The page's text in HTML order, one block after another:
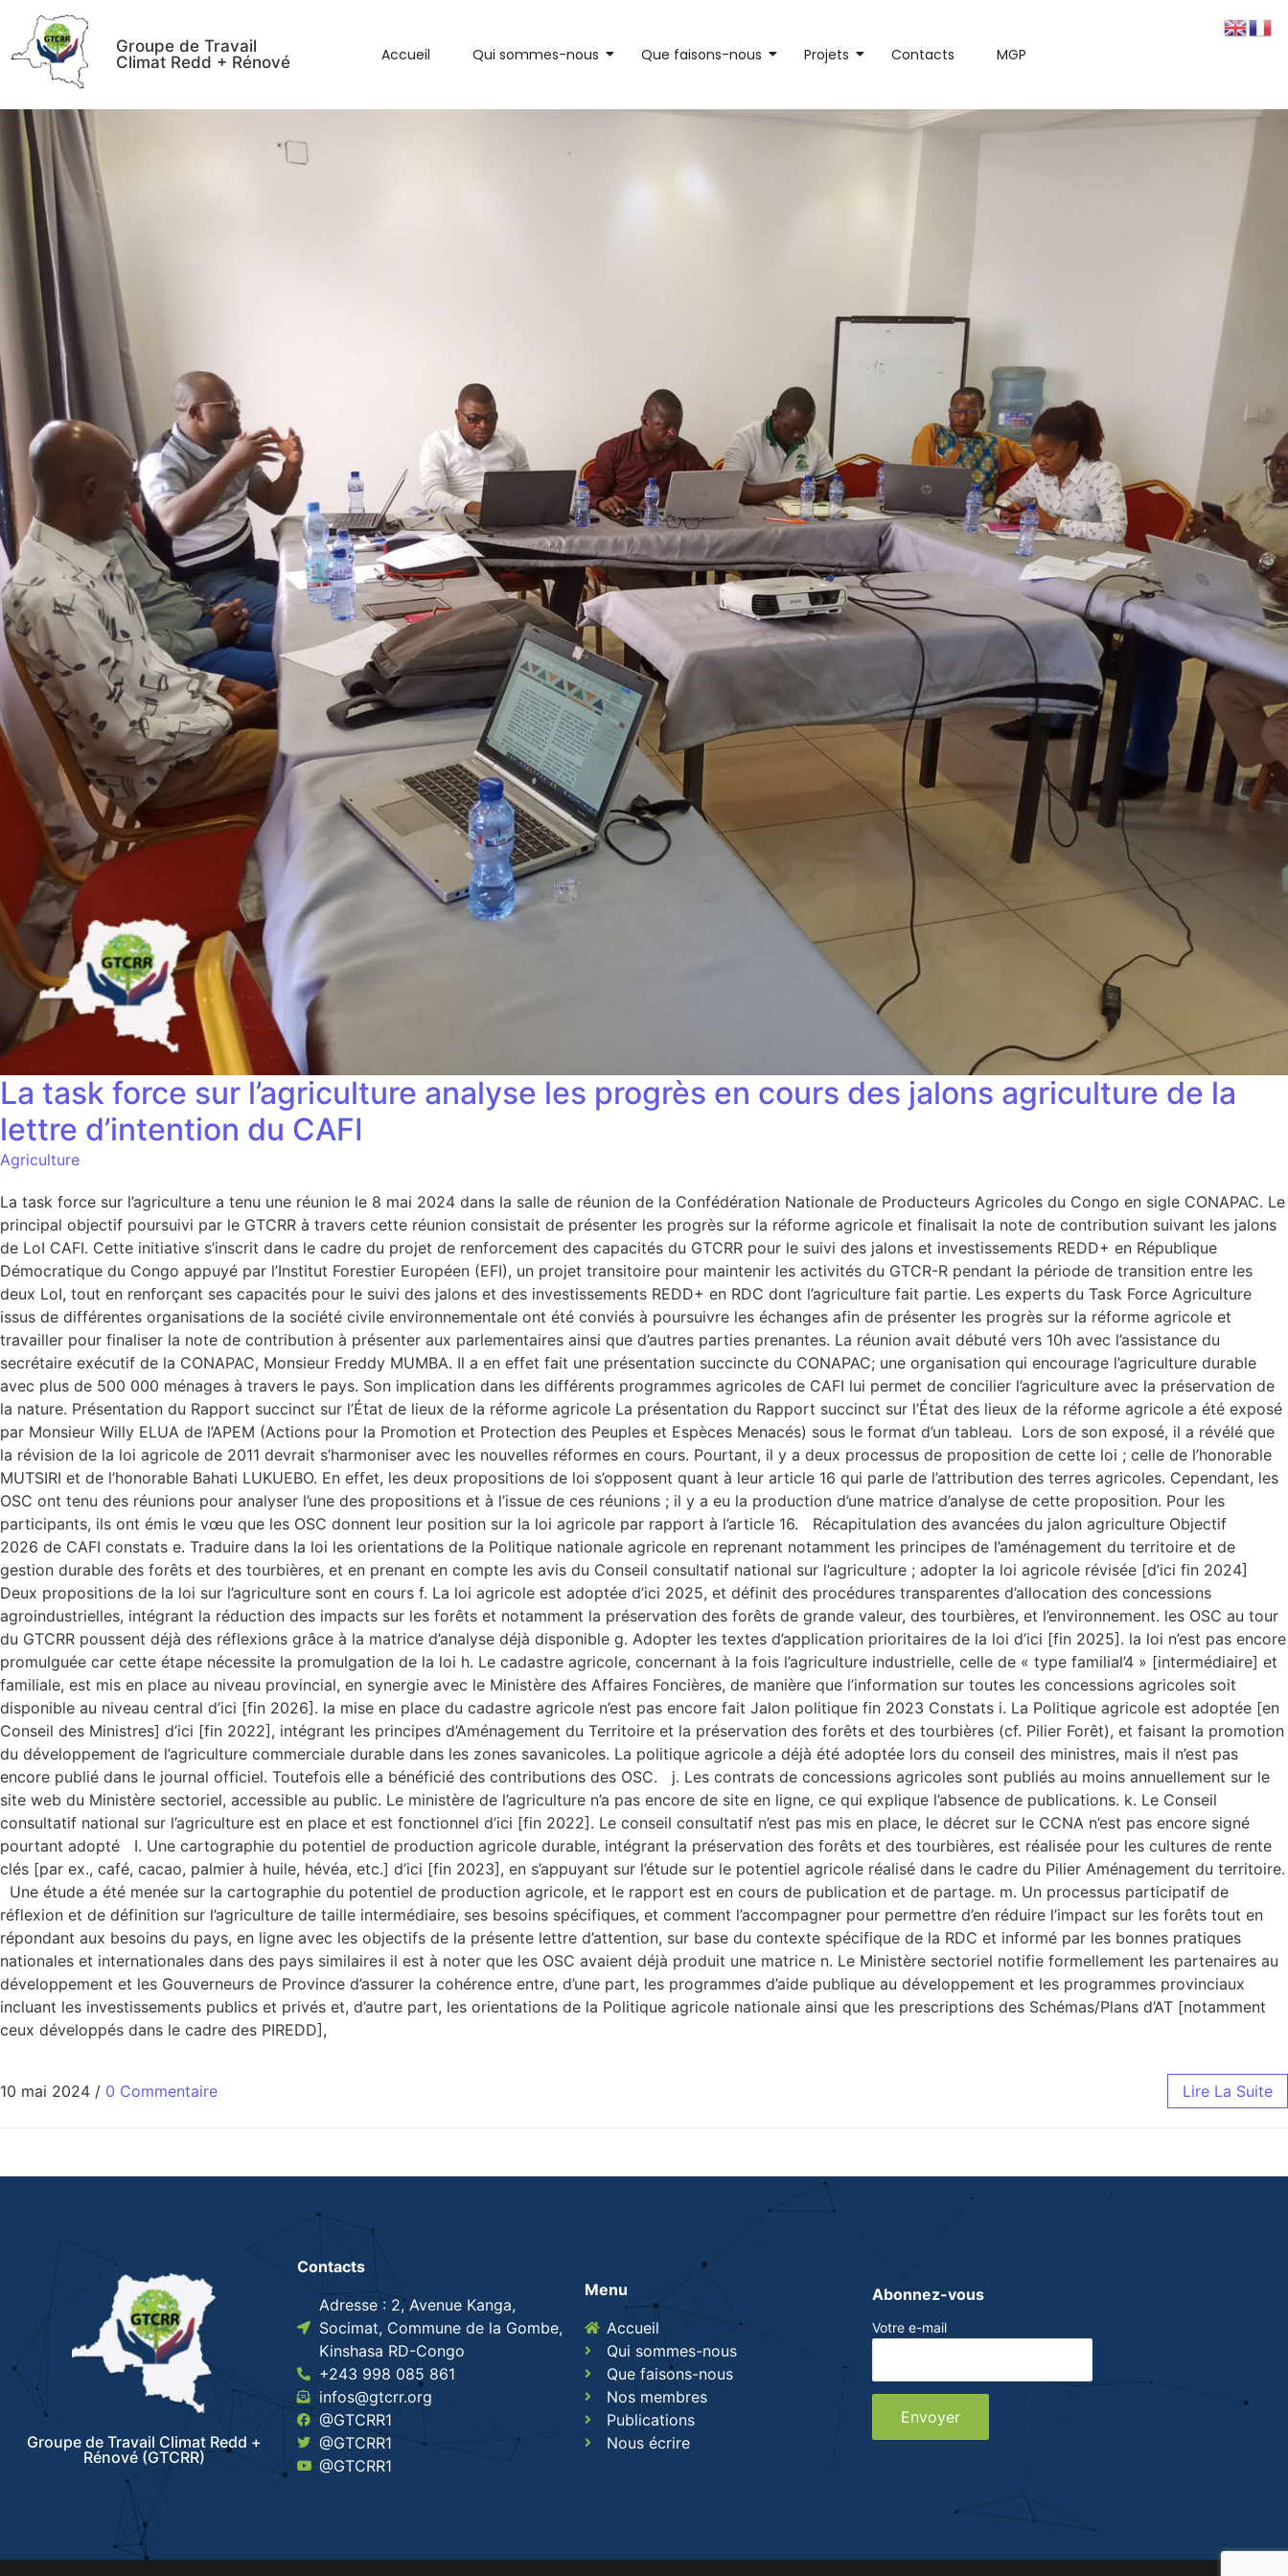
Groupe de Travail
Climat Redd + Rénové
Accueil Qui sommes-nous Que faisons-nous Projets Contacts MGP
La task force sur l’agriculture analyse les progrès en cours des jalons agriculture de la
lettre d’intention du CAFI
Agriculture
La task force sur l’agriculture a tenu une réunion le 8 mai 2024 dans la salle de réunion de la Confédération Nationale de Producteurs Agricoles du Congo en sigle CONAPAC. Le
principal objectif poursuivi par le GTCRR à travers cette réunion consistait de présenter les progrès sur la réforme agricole et finalisait la note de contribution suivant les jalons
de LoI CAFI. Cette initiative s’inscrit dans le cadre du projet de renforcement des capacités du GTCRR pour le suivi des jalons et investissements REDD+ en République
Démocratique du Congo appuyé par l’Institut Forestier Européen (EFI), un projet transitoire pour maintenir les activités du GTCR-R pendant la période de transition entre les
deux LoI, tout en renforçant ses capacités pour le suivi des jalons et des investissements REDD+ en RDC dont l’agriculture fait partie. Les experts du Task Force Agriculture
issus de différentes organisations de la société civile environnementale ont été conviés à poursuivre les échanges afin de présenter les progrès sur la réforme agricole et
travailler pour finaliser la note de contribution à présenter aux parlementaires ainsi que d’autres parties prenantes. La réunion avait débuté vers 10h avec l’assistance du
secrétaire exécutif de la CONAPAC, Monsieur Freddy MUMBA. Il a en effet fait une présentation succincte du CONAPAC; une organisation qui encourage l’agriculture durable
avec plus de 500 000 ménages à travers le pays. Son implication dans les différents programmes agricoles de CAFI lui permet de concilier l’agriculture avec la préservation de
la nature. Présentation du Rapport succinct sur l’État de lieux de la réforme agricole La présentation du Rapport succinct sur l’État des lieux de la réforme agricole a été exposé
par Monsieur Willy ELUA de l’APEM (Actions pour la Promotion et Protection des Peuples et Espèces Menacés) sous le format d’un tableau. Lors de son exposé, il a révélé que
la révision de la loi agricole de 2011 devrait s’harmoniser avec les nouvelles réformes en cours. Pourtant, il y a deux processus de proposition de cette loi ; celle de l’honorable
MUTSIRI et de l’honorable Bahati LUKUEBO. En effet, les deux propositions de loi s’opposent quant à leur article 16 qui parle de l’attribution des terres agricoles. Cependant, les
OSC ont tenu des réunions pour analyser l’une des propositions et à l’issue de ces réunions ; il y a eu la production d’une matrice d’analyse de cette proposition. Pour les
participants, ils ont émis le vœu que les OSC donnent leur position sur la loi agricole par rapport à l’article 16. Récapitulation des avancées du jalon agriculture Objectif
2026 de CAFI constats e. Traduire dans la loi les orientations de la Politique nationale agricole en reprenant notamment les principes de l’aménagement du territoire et de
gestion durable des forêts et des tourbières, et en prenant en compte les avis du Conseil consultatif national sur l’agriculture ; adopter la loi agricole révisée [d’ici fin 2024]
Deux propositions de la loi sur l’agriculture sont en cours f. La loi agricole est adoptée d’ici 2025, et définit des procédures transparentes d’allocation des concessions
agroindustrielles, intégrant la réduction des impacts sur les forêts et notamment la préservation des forêts de grande valeur, des tourbières, et l’environnement. les OSC au tour
du GTCRR poussent déjà des réflexions grâce à la matrice d’analyse déjà disponible g. Adopter les textes d’application prioritaires de la loi d’ici [fin 2025]. la loi n’est pas encore
promulguée car cette étape nécessite la promulgation de la loi h. Le cadastre agricole, concernant à la fois l’agriculture industrielle, celle de « type familial’4 » [intermédiaire] et
familiale, est mis en place au niveau provincial, en synergie avec le Ministère des Affaires Foncières, de manière que l’information sur toutes les concessions agricoles soit
disponible au niveau central d’ici [fin 2026]. la mise en place du cadastre agricole n’est pas encore fait Jalon politique fin 2023 Constats i. La Politique agricole est adoptée [en
Conseil des Ministres] d’ici [fin 2022], intégrant les principes d’Aménagement du Territoire et la préservation des forêts et des tourbières (cf. Pilier Forêt), et faisant la promotion
du développement de l’agriculture commerciale durable dans les zones savanicoles. La politique agricole a déjà été adoptée lors du conseil des ministres, mais il n’est pas
encore publié dans le journal officiel. Toutefois elle a bénéficié des contributions des OSC. j. Les contrats de concessions agricoles sont publiés au moins annuellement sur le
site web du Ministère sectoriel, accessible au public. Le ministère de l’agriculture n’a pas encore de site en ligne, ce qui explique l’absence de publications. k. Le Conseil
consultatif national sur l’agriculture est en place et est fonctionnel d’ici [fin 2022]. Le conseil consultatif n’est pas mis en place, le décret sur le CCNA n’est pas encore signé
pourtant adopté I. Une cartographie du potentiel de production agricole durable, intégrant la préservation des forêts et des tourbières, est réalisée pour les cultures de rente
clés [par ex., café, cacao, palmier à huile, hévéa, etc.] d’ici [fin 2023], en s’appuyant sur l’étude sur le potentiel agricole réalisé dans le cadre du Pilier Aménagement du territoire.
Une étude a été menée sur la cartographie du potentiel de production agricole, et le rapport est en cours de publication et de partage. m. Un processus participatif de
réflexion et de définition sur l’agriculture de taille intermédiaire, ses besoins spécifiques, et comment l’accompagner pour permettre d’en réduire l’impact sur les forêts tout en
répondant aux besoins du pays, en ligne avec les objectifs de la présente lettre d’attention, sur base du contexte spécifique de la RDC et informé par les bonnes pratiques
nationales et internationales dans des pays similaires il est à noter que les OSC avaient déjà produit une matrice n. Le Ministère sectoriel notifie formellement les partenaires au
développement et les Gouverneurs de Province d’assurer la cohérence entre, d’une part, les programmes d’aide publique au développement et les programmes provinciaux
incluant les investissements publics et privés et, d’autre part, les orientations de la Politique agricole nationale ainsi que les prescriptions des Schémas/Plans d’AT [notamment
ceux développés dans le cadre des PIREDD],
10 mai 2024 / 0 Commentaire Lire La Suite
Groupe de Travail Climat Redd +
Rénové (GTCRR)
Contacts
Adresse : 2, Avenue Kanga,
Socimat, Commune de la Gombe,
Kinshasa RD-Congo
+243 998 085 861
infos@gtcrr.org
@GTCRR1
@GTCRR1
@GTCRR1
Menu
Accueil
Qui sommes-nous
Que faisons-nous
Nos membres
Publications
Nous écrire
Abonnez-vous
Votre e-mail